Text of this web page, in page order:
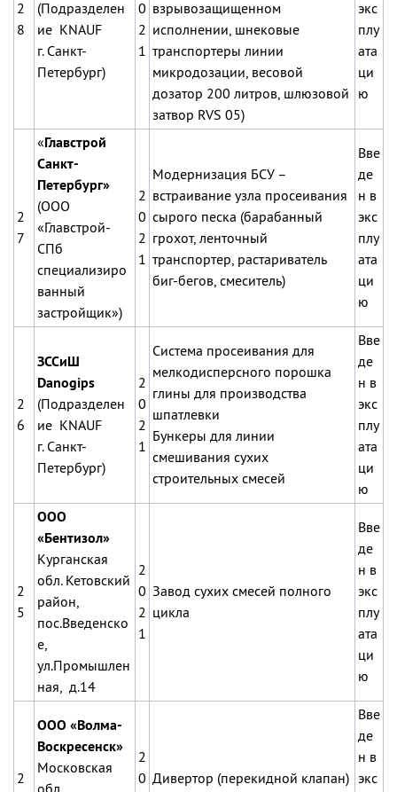
2
8
(Подразделен
ие KNAUF
г. Санкт-
Петербург)
0
2
1
взрывозащищенном
исполнении, шнековые
транспортеры линии
микродозации, весовой
дозатор 200 литров, шлюзовой
затвор RVS 05)
экс
плу
ата
ци
ю
2
7
« Главстрой
Санкт-
Петербург»
(ООО
«Главстрой-
СПб
специализиро
ванный
застройщик»)
2
0
2
1
Модернизация БСУ –
встраивание узла просеивания
сырого песка (барабанный
грохот, ленточный
транспортер, растариватель
биг-бегов, смеситель)
Вве
де
н в
экс
плу
ата
ци
ю
2
6
ЗССиШ
Danogips
(Подразделен
ие KNAUF
г. Санкт-
Петербург)
2
0
2
1
Система просеивания для
мелкодисперсного порошка
глины для производства
шпатлевки
Бункеры для линии
смешивания сухих
строительных смесей
Вве
де
н в
экс
плу
ата
ци
ю
2
5
ООО
«Бентизол»
Курганская
обл. Кетовский
район,
пос.Введенско
е,
ул.Промышлен
ная, д.14
2
0
2
1
Завод сухих смесей полного
цикла
Вве
де
н в
экс
плу
ата
ци
ю
2
ООО «Волма-
Воскресенск»
Московская
2
0 Дивертор (перекидной клапан)
Вве
де
н в
экс